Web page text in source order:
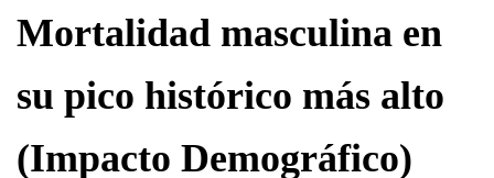
Mortalidad masculina en
su pico histórico más alto
(Impacto Demográfico)